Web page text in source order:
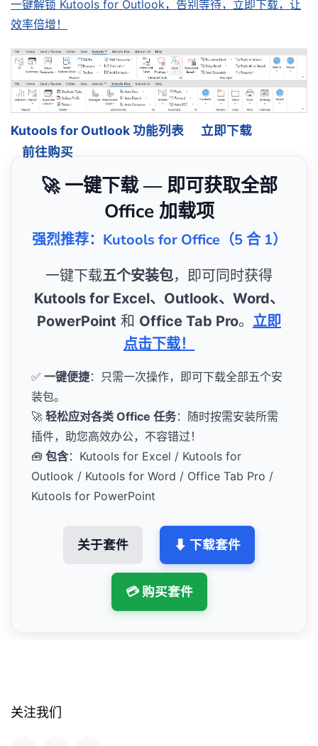
一键解锁 Kutools for Outlook，告别等待，立即下载，让
效率倍增！
Kutools for Outlook 功能列表
立即下载
前往购买
🚀 一键下载 — 即可获取全部
Office 加载项
强烈推荐：Kutools for Office（5 合 1）
一键下载五个安装包，即可同时获得
Kutools for Excel、Outlook、Word、
PowerPoint 和 Office Tab Pro。 立即
点击下载！
✅ 一键便捷：只需一次操作，即可下载全部五个安
装包。
🚀 轻松应对各类 Office 任务：随时按需安装所需
插件，助您高效办公，不容错过！
🧰 包含：Kutools for Excel / Kutools for
Outlook / Kutools for Word / Office Tab Pro /
Kutools for PowerPoint
关于套件 ⬇ 下载套件
💳 购买套件
关注我们